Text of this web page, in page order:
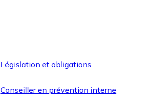
Législation et obligations
Conseiller en prévention interne